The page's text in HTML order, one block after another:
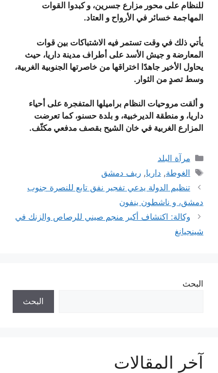
للنظام على محور مزارع جسرين، و كبدوا القوات
المهاجمة خسائر في الأرواح و العتاد.
يأتي ذلك في وقت تستمر فيه الاشتباكات بين قوات
المعارضة و جيش الأسد على أطراف مدينة داريا، حيث
يحاول الأخير جاهدًا اختراقها من خاصرتها الجنوبية الغربية،
وسط تصدٍ من الثوار.
و ألقت مروحيات النظام براميلها المتفجرة على أحياء
داريا، و منطقة الديرخبية، و بلدة حسنو، كما تعرضت
المزارع الغربية في خان الشيح بقصف مدفعي مكثّف.
التصنيفات
مرآة البلد
الوسوم
الغوطة, داريا,ريف دمشق
تنظيم الدولة يدعي تفجير نفق تابع للنصرة جنوب
دمشق، و ناشطون ينفون
وكالة: اكتشاف أكبر منجم صيني للرصاص والزنك في
شينجيانغ
البحث
البحث
آخر المقالات